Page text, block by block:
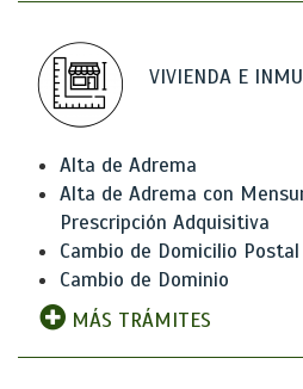
VIVIENDA E
Alta de Adrema
Alta de Adrema con
Prescripción Adquisitiva
Cambio de Domicilio Postal
Cambio de Dominio
MÁS TRÁMITES